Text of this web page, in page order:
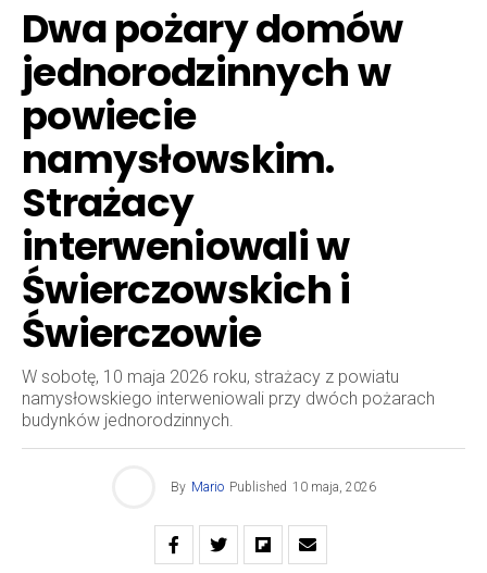
Dwa pożary domów
jednorodzinnych w
powiecie
namysłowskim.
Strażacy
interweniowali w
Świerczowskich i
Świerczowie
W sobotę, 10 maja 2026 roku, strażacy z powiatu
namysłowskiego interweniowali przy dwóch pożarach
budynków jednorodzinnych.
By Mario Published 10 maja, 2026